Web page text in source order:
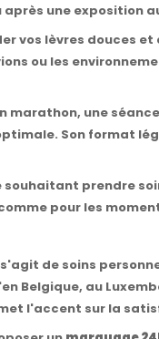
une exposition
vos lèvres douces
ou les
une
Son format
prendre
pour les
de soins
Belgique, au
l'accent sur la